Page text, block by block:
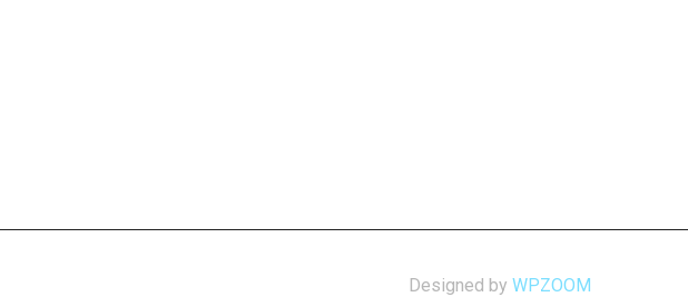
Designed by WPZOOM